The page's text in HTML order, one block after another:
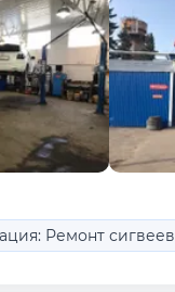
Ремонт сигвеев